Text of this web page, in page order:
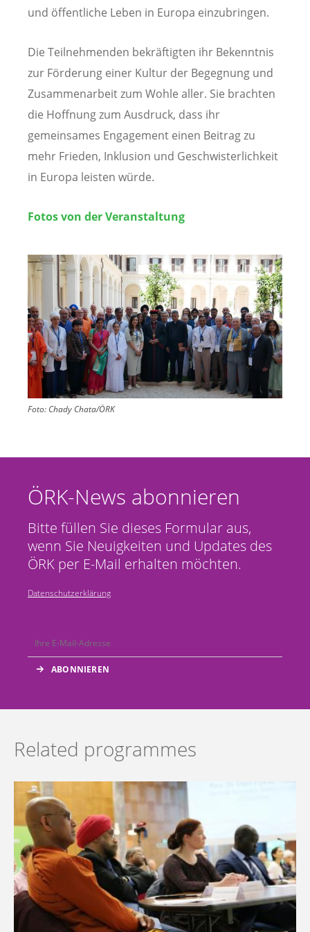
und öffentliche Leben in Europa einzubringen.
Die Teilnehmenden bekräftigten ihr Bekenntnis
zur Förderung einer Kultur der Begegnung und
Zusammenarbeit zum Wohle aller. Sie brachten
die Hoffnung zum Ausdruck, dass ihr
gemeinsames Engagement einen Beitrag zu
mehr Frieden, Inklusion und Geschwisterlichkeit
in Europa leisten würde.
Fotos von der Veranstaltung
Image
Foto: Chady Chata/ÖRK
ÖRK-News abonnieren
Bitte füllen Sie dieses Formular aus,
wenn Sie Neuigkeiten und Updates des
ÖRK per E-Mail erhalten möchten.
Datenschutzerklärung
Related programmes